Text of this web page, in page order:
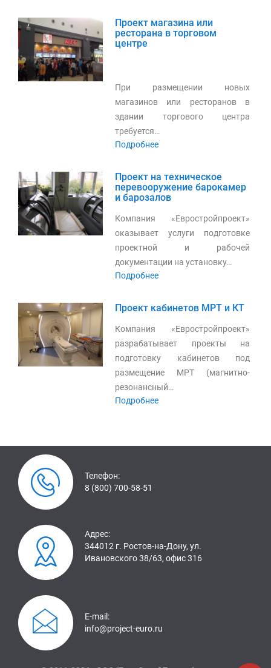
Проект магазина или
ресторана в торговом
центре
При размещении новых
магазинов или ресторанов в
здании торгового центра
требуется…
Подробнее
Проект на техническое
перевооружение барокамер
и барозалов
Компания «Евростройпроект»
оказывает услуги подготовке
проектной и рабочей
документации на установку…
Подробнее
Проект кабинетов МРТ и КТ
Компания «Евростройпроект»
разрабатывает проекты на
подготовку кабинетов под
размещение МРТ (магнитно-
резонансный…
Подробнее
Телефон:
8 (800) 700-58-51
Адрес:
344012 г. Ростов-на-Дону, ул.
Ивановского 38/63, офис 316
E-mail:
info@project-euro.ru